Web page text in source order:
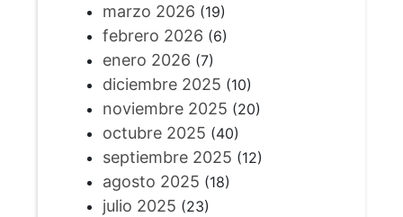
marzo 2026 (19)
febrero 2026 (6)
enero 2026 (7)
diciembre 2025 (10)
noviembre 2025 (20)
octubre 2025 (40)
septiembre 2025 (12)
agosto 2025 (18)
julio 2025 (23)